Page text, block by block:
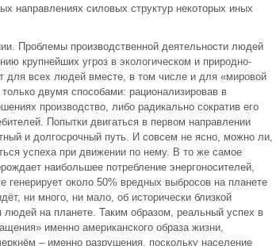
направлениях силовых структур некоторых иных
Проблемы производственной деятельности людей
крупнейших угроз в экологическом и природно-
для всех людей вместе, в том числе и для «мировой
двумя способами: рационализировав в
производство, либо радикально сократив его
Попытки двигаться в первом направлении
и долгосрочный путь. И совсем не ясно, можно ли,
успеха при движении по нему. В то же самое
наибольшее потребление энергоносителей,
генерирует около 50% вредных выбросов на планете
ни много, ни мало, об исторически близкой
людей на планете. Таким образом, реальный успех в
именно американского образа жизни,
– именно разрушения, поскольку население